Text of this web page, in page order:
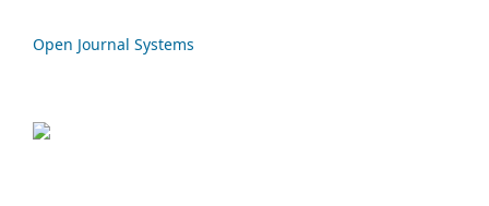
Open Journal Systems